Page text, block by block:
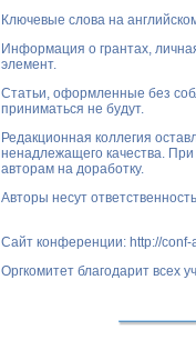
Ключевые слова на
Информация о грантах,
элемент.
Статьи, оформленные без
приниматься не будут.
Редакционная коллегия
ненадлежащего качества.
авторам на доработку.
Авторы несут
Сайт конференции: http://
Оргкомитет благодарит всех